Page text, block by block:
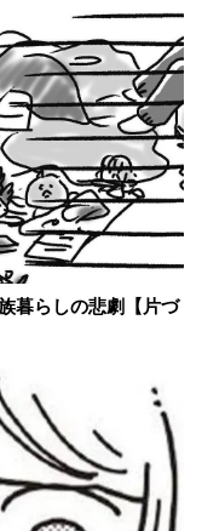
暮らしの悲劇【片づ